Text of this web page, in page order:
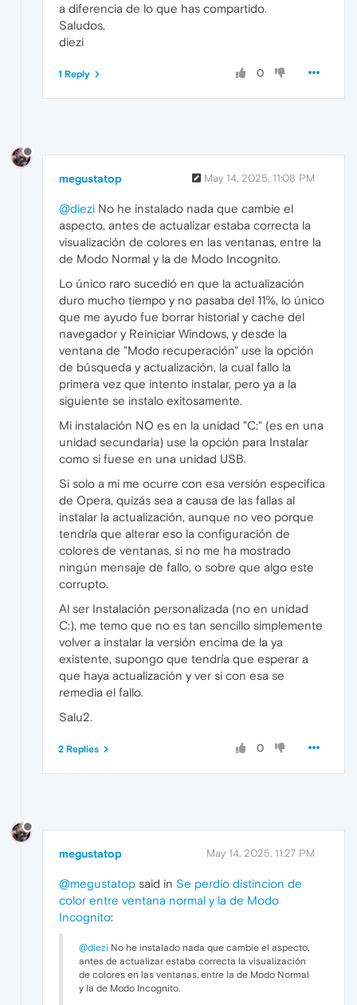
a diferencia de lo que has compartido.
Saludos,
diezi
0
1 Reply
megustatop May 14, 2025, 11:08 PM
@diezi No he instalado nada que cambie el
aspecto, antes de actualizar estaba correcta la
visualización de colores en las ventanas, entre la
de Modo Normal y la de Modo Incognito.
Lo único raro sucedió en que la actualización
duro mucho tiempo y no pasaba del 11%, lo único
que me ayudo fue borrar historial y cache del
navegador y Reiniciar Windows, y desde la
ventana de "Modo recuperación" use la opción
de búsqueda y actualización, la cual fallo la
primera vez que intento instalar, pero ya a la
siguiente se instalo exitosamente.
Mi instalación NO es en la unidad "C:" (es en una
unidad secundaria) use la opción para Instalar
como si fuese en una unidad USB.
Si solo a mi me ocurre con esa versión especifica
de Opera, quizás sea a causa de las fallas al
instalar la actualización, aunque no veo porque
tendría que alterar eso la configuración de
colores de ventanas, si no me ha mostrado
ningún mensaje de fallo, o sobre que algo este
corrupto.
Al ser Instalación personalizada (no en unidad
C:), me temo que no es tan sencillo simplemente
volver a instalar la versión encima de la ya
existente, supongo que tendría que esperar a
que haya actualización y ver si con esa se
remedia el fallo.
Salu2.
0
2 Replies
megustatop May 14, 2025, 11:27 PM
@megustatop said in Se perdio distincion de
color entre ventana normal y la de Modo
Incognito:
@diezi No he instalado nada que cambie el aspecto,
antes de actualizar estaba correcta la visualización
de colores en las ventanas, entre la de Modo Normal
y la de Modo Incognito.